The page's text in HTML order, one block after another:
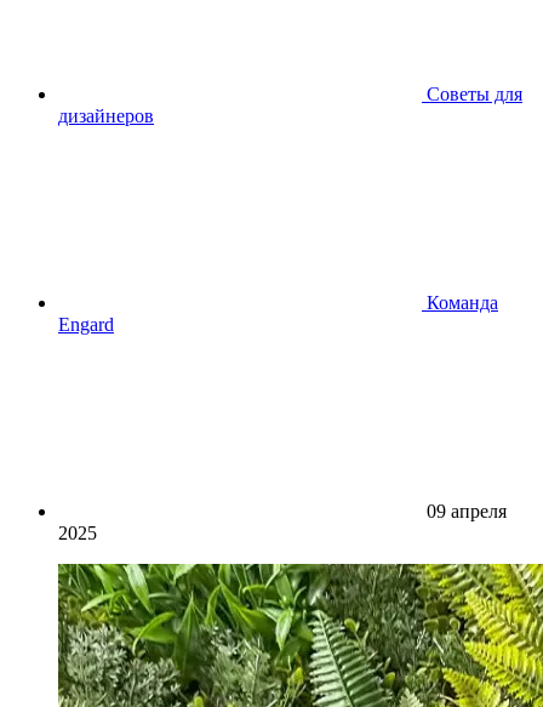
Советы для
дизайнеров
Команда
Engard
09 апреля
2025